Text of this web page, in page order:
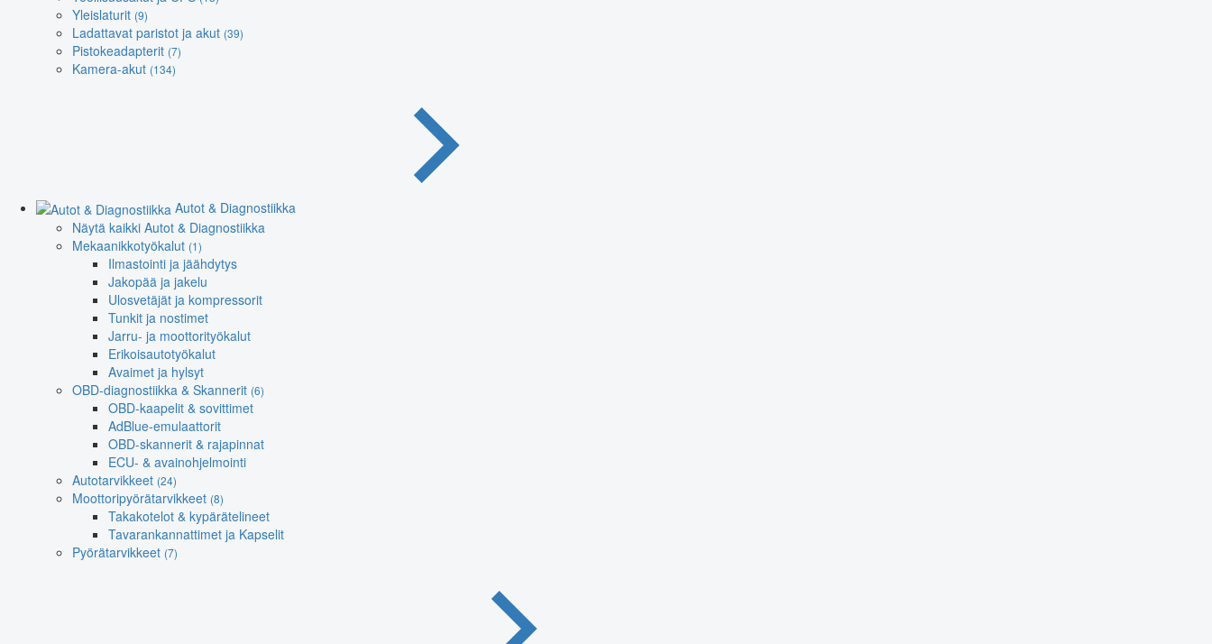
Yleislaturit (9)
Ladattavat paristot ja akut (39)
Pistokeadapterit (7)
Kamera-akut (134)
Autot & Diagnostiikka
Näytä kaikki Autot & Diagnostiikka
Mekaanikkotyökalut (1)
Ilmastointi ja jäähdytys
Jakopää ja jakelu
Ulosvetäjät ja kompressorit
Tunkit ja nostimet
Jarru- ja moottorityökalut
Erikoisautotyökalut
Avaimet ja hylsyt
OBD-diagnostiikka & Skannerit (6)
OBD-kaapelit & sovittimet
AdBlue-emulaattorit
OBD-skannerit & rajapinnat
ECU- & avainohjelmointi
Autotarvikkeet (24)
Moottoripyörätarvikkeet (8)
Takakotelot & kypärätelineet
Tavarankannattimet ja Kapselit
Pyörätarvikkeet (7)